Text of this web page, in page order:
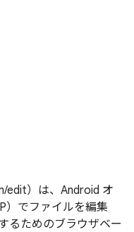
edit）は、Android オ
）でファイルを編集
るためのブラウザベー